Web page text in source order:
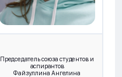
Председатель союза студентов и
аспирантов
Файзуллина Ангелина